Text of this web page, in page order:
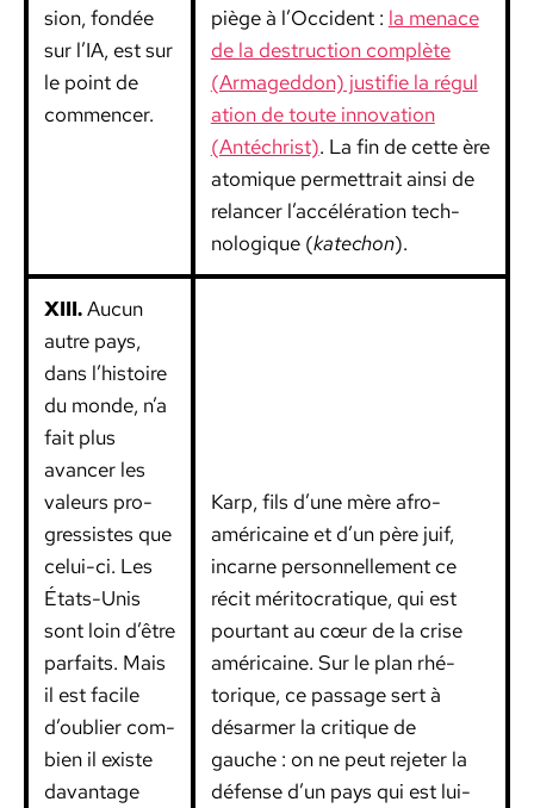
sion, fondée
sur l’IA, est sur
le point de
com­mencer.
piège à l’Occident : la men­ace
de la destruc­tion com­plète
(Armaged­don) jus­ti­fie la régu­l
a­tion de toute inno­va­tion
(Antéchrist). La fin de cette ère
atom­ique per­me­t­trait ain­si de
relancer l’accélération tech­
nologique (kat­e­chon).
XIII.Aucun
autre pays,
dans l’histoire
du monde, n’a
fait plus
avancer les
valeurs pro­
gres­sistes que
celui-ci. Les
États-Unis
sont loin d’être
par­faits. Mais
il est facile
d’oublier com­
bi­en il existe
davan­tage
Karp, fils d’une mère afro-
améri­caine et d’un père juif,
incar­ne per­son­nelle­ment ce
réc­it méri­to­cra­tique, qui est
pour­tant au cœur de la crise
améri­caine. Sur le plan rhé­
torique, ce pas­sage sert à
désarmer la cri­tique de
gauche : on ne peut rejeter la
défense d’un pays qui est lui-